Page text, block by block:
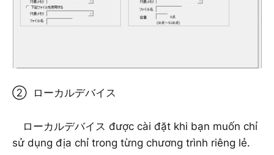
② ローカルデバイス
ローカルデバイス được cài đặt khi bạn muốn chỉ
sử dụng địa chỉ trong từng chương trình riêng lẻ.